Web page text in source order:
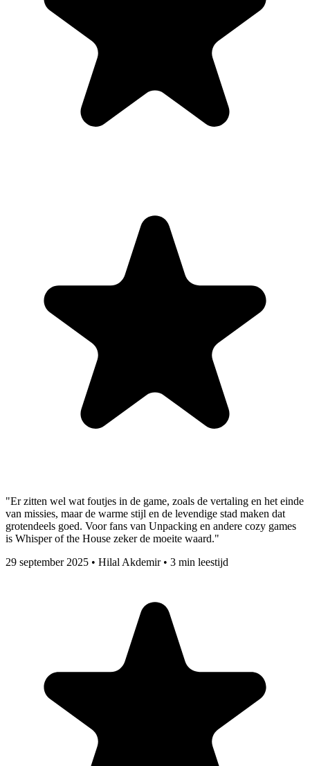
"Er zitten wel wat foutjes in de game, zoals de vertaling en het einde
van missies, maar de warme stijl en de levendige stad maken dat
grotendeels goed. Voor fans van Unpacking en andere cozy games
is Whisper of the House zeker de moeite waard."
29 september 2025 • Hilal Akdemir • 3 min leestijd